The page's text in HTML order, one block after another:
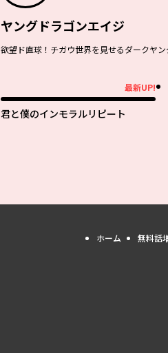
ヤングドラゴンエイジ
欲望ド直球！チガウ世界を見せるダークヤン
最新UP!
君と僕のインモラルリピート
ホーム 無料話